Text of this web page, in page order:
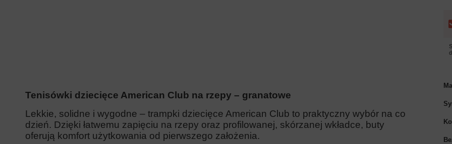
Tenisówki dziecięce American Club na rzepy – granatowe
Lekkie, solidne i wygodne – trampki dziecięce American Club to praktyczny wybór na co
dzień. Dzięki łatwemu zapięciu na rzepy oraz profilowanej, skórzanej wkładce, buty
oferują komfort użytkowania od pierwszego założenia.